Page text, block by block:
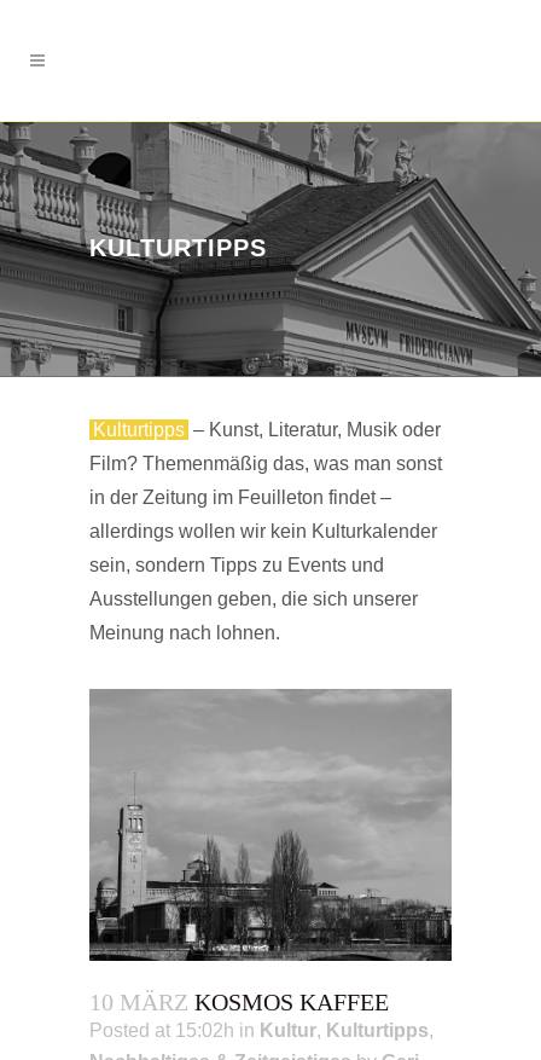
KULTURTIPPS
Kulturtipps – Kunst, Literatur, Musik oder
Film? Themenmäßig das, was man sonst
in der Zeitung im Feuilleton findet –
allerdings wollen wir kein Kulturkalender
sein, sondern Tipps zu Events und
Ausstellungen geben, die sich unserer
Meinung nach lohnen.
10 MÄRZ KOSMOS KAFFEE
Posted at 15:02h in Kultur, Kulturtipps,